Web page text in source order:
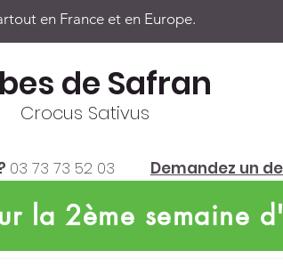
en France et en Europe.
de Safran
Crocus Sativus
03 73 73 52 03 Demandez un
la 2ème semaine